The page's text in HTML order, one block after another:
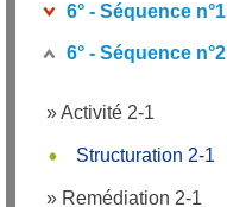
6° - Séquence n°1
6° - Séquence n°2
»Activité 2-1
Structuration 2-1
» Remédiation 2-1